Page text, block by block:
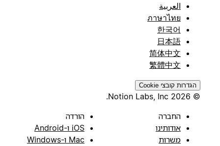
العربية
ภาษาไทย
한국어
日本語
简体中文
繁體中文
הגדרות קובצי Cookie
החברה
אודותינו
משרות
הורדה
iOS ו-Android
Mac ו-Windows